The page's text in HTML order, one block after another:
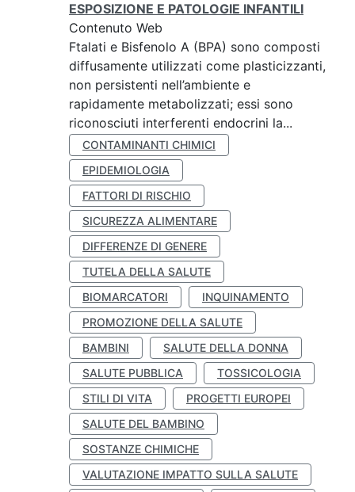
ESPOSIZIONE E PATOLOGIE INFANTILI
Contenuto Web
Ftalati e Bisfenolo A (BPA) sono composti
diffusamente utilizzati come plasticizzanti,
non persistenti nell’ambiente e
rapidamente metabolizzati; essi sono
riconosciuti interferenti endocrini la...
CONTAMINANTI CHIMICI
EPIDEMIOLOGIA
FATTORI DI RISCHIO
SICUREZZA ALIMENTARE
DIFFERENZE DI GENERE
TUTELA DELLA SALUTE
BIOMARCATORI
INQUINAMENTO
PROMOZIONE DELLA SALUTE
BAMBINI
SALUTE DELLA DONNA
SALUTE PUBBLICA
TOSSICOLOGIA
STILI DI VITA
PROGETTI EUROPEI
SALUTE DEL BAMBINO
SOSTANZE CHIMICHE
VALUTAZIONE IMPATTO SULLA SALUTE